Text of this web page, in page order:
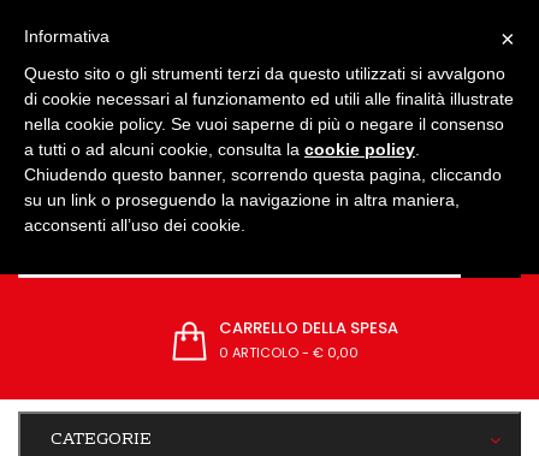
CARRELLO DELLA SPESA
0 ARTICOLO- € 0,00
CATEGORIE
×
Informativa
Questo sito o gli strumenti terzi da questo utilizzati si avvalgono
di cookie necessari al funzionamento ed utili alle finalità illustrate
nella cookie policy. Se vuoi saperne di più o negare il consenso
a tutti o ad alcuni cookie, consulta la cookie policy
Chiudendo questo banner, scorrendo questa pagina, cliccando
su un link o proseguendo la navigazione in altra maniera,
acconsenti all’uso dei cookie.